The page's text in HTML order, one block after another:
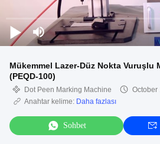
Mükemmel Lazer-Düz Nokta Vuruşlu
(PEQD-100)
Dot Peen Marking Machine
October
Anahtar kelime: Daha fazlası
Sohbet